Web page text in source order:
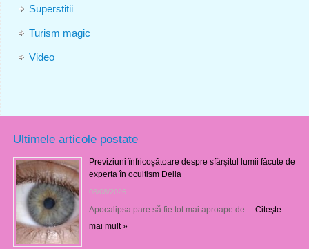
Superstitii
Turism magic
Video
Ultimele articole postate
Previziuni înfricoșătoare despre sfârșitul lumii făcute de
experta în ocultism Delia
08/08/2026
Apocalipsa pare să fie tot mai aproape de … Citeşte
mai mult »